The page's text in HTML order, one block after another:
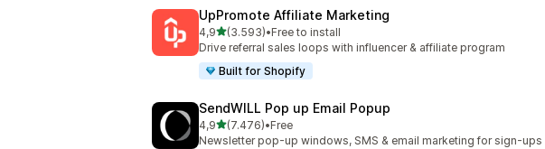
UpPromote Affiliate Marketing
4,95 yıldız üzerinden
(3.593)
toplam 3593 değerlendirme
•Free to install
Drive referral sales loops with influencer & affiliate program
Built for Shopify
SendWILL Pop up Email Popup
4,95 yıldız üzerinden
(7.476)
toplam 7476 değerlendirme
•Free
Newsletter pop-up windows, SMS & email marketing for sign-ups